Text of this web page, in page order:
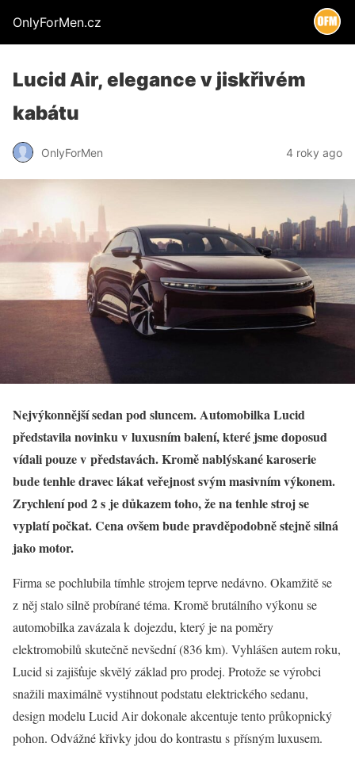
OnlyForMen.cz
Lucid Air, elegance v jiskřivém
kabátu
OnlyForMen 4 roky ago
Nejvýkonnější sedan pod sluncem. Automobilka Lucid
představila novinku v luxusním balení, které jsme doposud
vídali pouze v představách. Kromě nablýskané karoserie
bude tenhle dravec lákat veřejnost svým masivním výkonem.
Zrychlení pod 2 s je důkazem toho, že na tenhle stroj se
vyplatí počkat. Cena ovšem bude pravděpodobně stejně silná
jako motor.
Firma se pochlubila tímhle strojem teprve nedávno. Okamžitě se
z něj stalo silně probírané téma. Kromě brutálního výkonu se
automobilka zavázala k dojezdu, který je na poměry
elektromobilů skutečně nevšední (836 km). Vyhlášen autem roku,
Lucid si zajišťuje skvělý základ pro prodej. Protože se výrobci
snažili maximálně vystihnout podstatu elektrického sedanu,
design modelu Lucid Air dokonale akcentuje tento průkopnický
pohon. Odvážné křivky jdou do kontrastu s přísným luxusem.